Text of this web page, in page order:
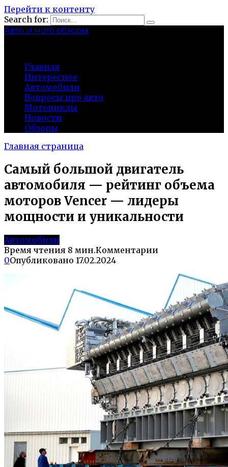
Перейти к контенту
Search for:
Авто и мото обзоры
Главная
Интересное
Автомобили
Вопросы про авто
Мотоциклы
Новости
Обзоры
Главная страница
Самый большой двигатель
автомобиля — рейтинг объема
моторов Vencer — лидеры
мощности и уникальности
Автомобили
Время чтения 8 мин.Комментарии
0Опубликовано 17.02.2024